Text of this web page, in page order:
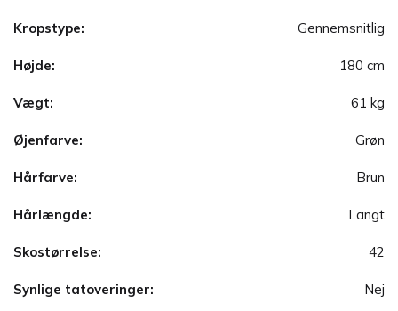
Kropstype: Gennemsnitlig
Højde: 180 cm
Vægt: 61 kg
Øjenfarve: Grøn
Hårfarve: Brun
Hårlængde: Langt
Skostørrelse: 42
Synlige tatoveringer: Nej